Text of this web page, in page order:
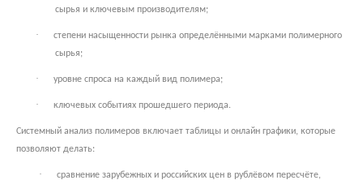
сырья и ключевым производителям;
·
степени насыщенности рынка определёнными марками полимерного
сырья;
· уровне спроса на каждый вид полимера;
· ключевых событиях прошедшего периода.
Системный анализ полимеров включает таблицы и онлайн графики, которые
позволяют делать:
· сравнение зарубежных и российских цен в рублёвом пересчёте,